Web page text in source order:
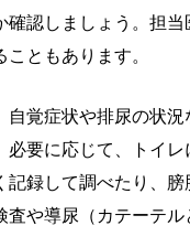
確認しましょう。担
ともあります。
自覚症状や排尿の状況
必要に応じて、トイレ
記録して調べたり、膀
査や導尿（カテーテル